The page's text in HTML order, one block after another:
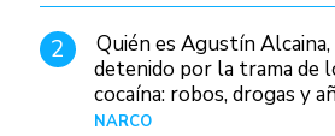
2
Quién es Agustín
detenido por la trama de
cocaína: robos, drogas y
judiciales
NARCO